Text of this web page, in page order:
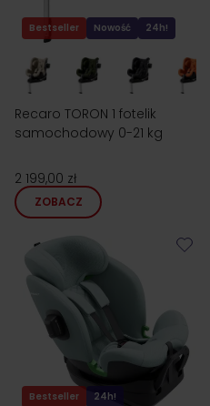
Bestseller Nowość 24h!
Recaro TORON 1 fotelik
samochodowy 0-21 kg
2 199,00 zł
ZOBACZ
Bestseller 24h!